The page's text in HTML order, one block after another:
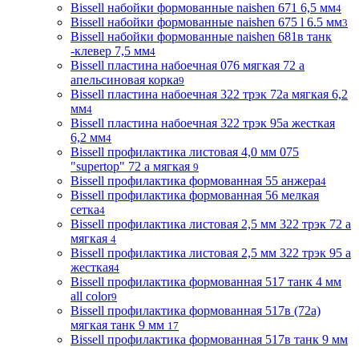
Bissell набойки формованные naishen 671 6,5 мм4
Bissell набойки формованные naishen 675 l 6.5 мм3
Bissell набойки формованные naishen 681в танк
-клевер 7,5 мм4
Bissell пластина набоечная 076 мягкая 72 а
апельсиновая корка9
Bissell пластина набоечная 322 трэк 72а мягкая 6,2
мм4
Bissell пластина набоечная 322 трэк 95а жесткая
6,2 мм4
Bissell профилактика листовая 4,0 мм 075
"supertop" 72 а мягкая 9
Bissell профилактика формованная 55 анжера4
Bissell профилактика формованная 56 мелкая
сетка4
Bissell профилактика листовая 2,5 мм 322 трэк 72 а
мягкая 4
Bissell профилактика листовая 2,5 мм 322 трэк 95 а
жесткая4
Bissell профилактика формованная 517 танк 4 мм
all color9
Bissell профилактика формованная 517в (72a)
мягкая танк 9 мм 17
Bissell профилактика формованная 517в танк 9 мм